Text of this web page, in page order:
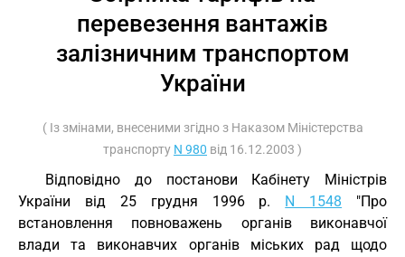
перевезення вантажів
залізничним транспортом
України
( Із змінами, внесеними згідно з Наказом Міністерства
транспорту N 980 від 16.12.2003 )
Відповідно до постанови Кабінету Міністрів
України від 25 грудня 1996 р. N 1548 "Про
встановлення повноважень органів виконавчої
влади та виконавчих органів міських рад щодо